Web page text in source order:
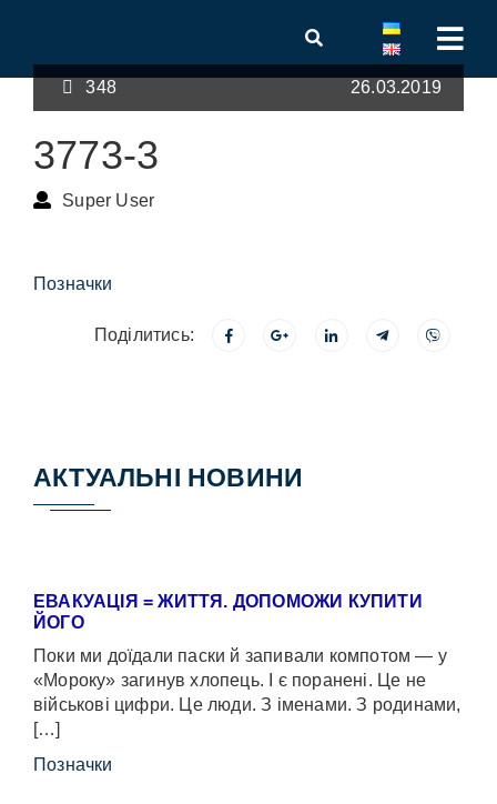
348 26.03.2019
3773-3
Super User
Позначки
Поділитись:
АКТУАЛЬНІ НОВИНИ
ЕВАКУАЦІЯ = ЖИТТЯ. ДОПОМОЖИ КУПИТИ
ЙОГО
Поки ми доїдали паски й запивали компотом — у
«Мороку» загинув хлопець. І є поранені. Це не
військові цифри. Це люди. З іменами. З родинами,
[…]
Позначки